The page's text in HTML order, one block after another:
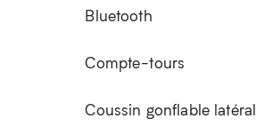
Bluetooth
Compte-tours
Coussin gonflable latéral